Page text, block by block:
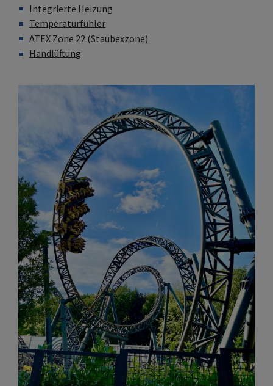
Integrierte Heizung
Temperaturfühler
ATEX Zone 22 (Staubexzone)
Handlüftung